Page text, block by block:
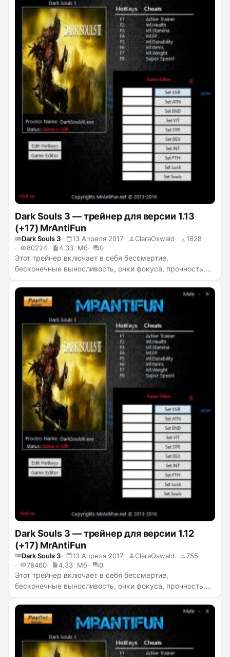
Dark Souls 3 — трейнер для версии 1.13
(+17) MrAntiFun
Dark Souls 3 13 Апреля 2017 ClaraOswald
1828
80224
4.33 Мб 0
Этот трейнер включает в себя бессмертие,
бесконечные выносливость, очки фокуса, прочность,
добавление очков к жизненной силе, учёности,
стойкости, физической мощи, силе, ловкости,
интеллекту, вере, удаче и добавление количества душ.
Dark Souls 3 — трейнер для версии 1.12
(+17) MrAntiFun
Dark Souls 3 13 Апреля 2017 ClaraOswald
755
78460
4.33 Мб 0
Этот трейнер включает в себя бессмертие,
бесконечные выносливость, очки фокуса, прочность,
добавление очков к жизненной силе, учёности,
стойкости, физической мощи, силе, ловкости,
интеллекту, вере, удаче и добавление количества душ.